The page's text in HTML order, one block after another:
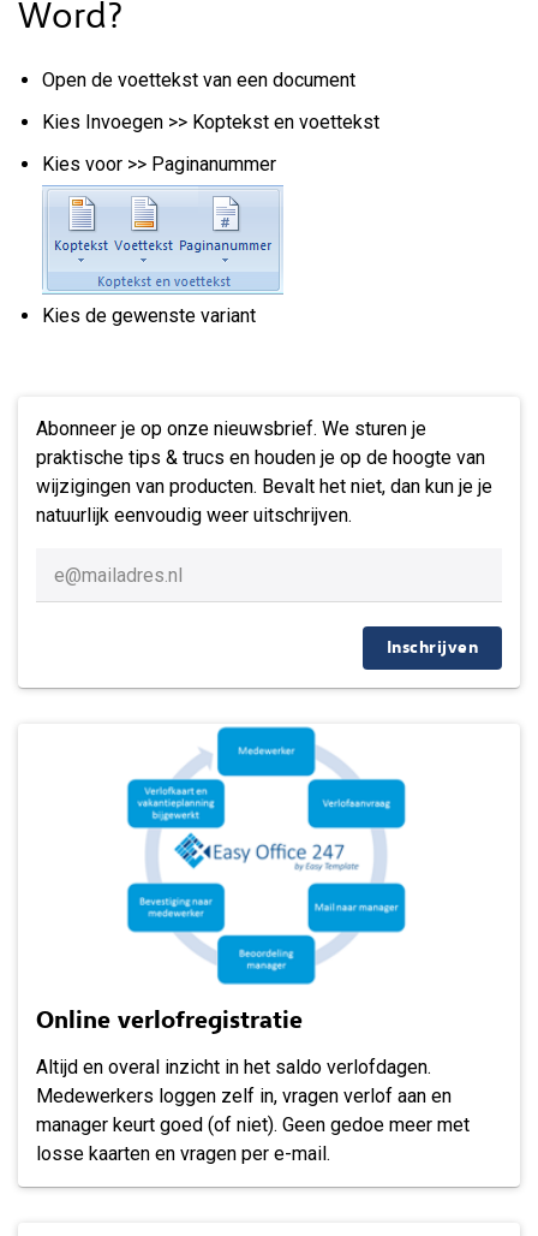
Word?
Open de voettekst van een document
Kies Invoegen >> Koptekst en voettekst
Kies voor >> Paginanummer
Kies de gewenste variant
Abonneer je op onze nieuwsbrief. We sturen je
praktische tips & trucs en houden je op de hoogte van
wijzigingen van producten. Bevalt het niet, dan kun je je
natuurlijk eenvoudig weer uitschrijven.
Inschrijven
Online verlofregistratie
Altijd en overal inzicht in het saldo verlofdagen.
Medewerkers loggen zelf in, vragen verlof aan en
manager keurt goed (of niet). Geen gedoe meer met
losse kaarten en vragen per e-mail.